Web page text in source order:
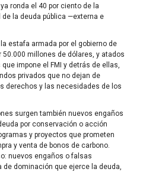
ronda el 40 por ciento de la
la deuda pública —externa e
estafa armada por el gobierno de
50.000 millones de dólares, y atados
impone el FMI y detrás de ellas,
privados que no dejan de
derechos y las necesidades de los
surgen también nuevos engaños
por conservación o acción
y proyectos que prometen
y venta de bonos de carbono.
nuevos engaños o falsas
dominación que ejerce la deuda,